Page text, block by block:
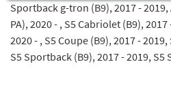
Sportback g-tron (B9), 2017 -
PA), 2020 - , S5 Cabriolet (B9),
2020 - , S5 Coupe (B9), 2017 -
S5 Sportback (B9), 2017 - 2019, S5